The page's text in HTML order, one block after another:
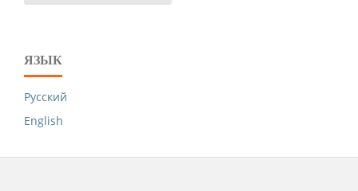
ЯЗЫК
Русский
English